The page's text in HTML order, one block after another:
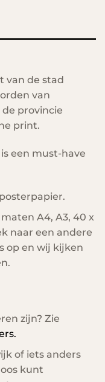
van de stad
van
provincie
print.
een must-have
A4, A3, 40 x
naar een andere
op en wij kijken
zijn? Zie
of iets anders
kunt